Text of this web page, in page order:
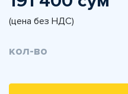
(цена без НДС)
кол-во